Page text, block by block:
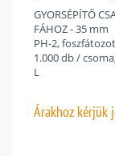
GYORSÉPÍTŐ
FÁHOZ - 35 mm
PH-2,
1.000 db /
L
Árakhoz kérjük